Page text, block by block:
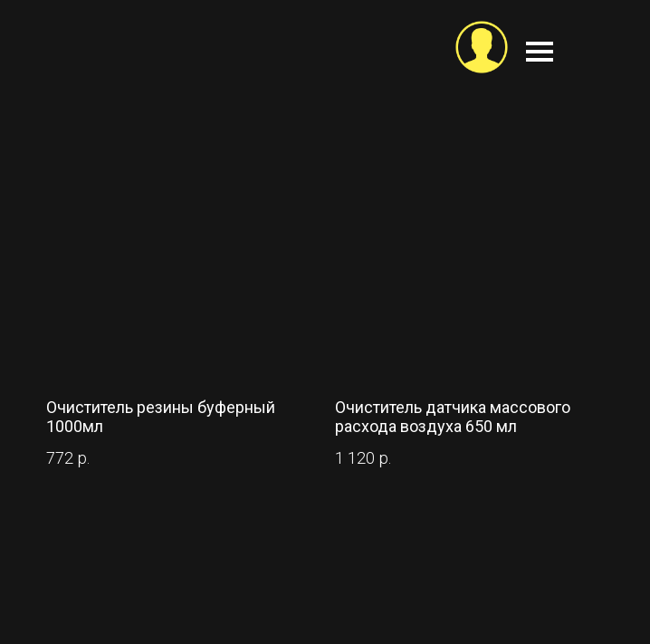
Очиститель резины буферный
1000мл
772 р.
Очиститель датчика массового
расхода воздуха 650 мл
1 120 р.